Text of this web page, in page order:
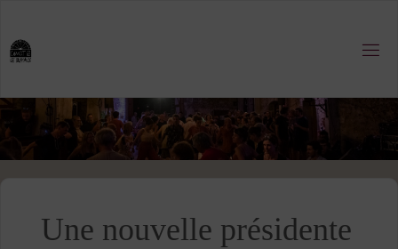
content
Une nouvelle présidente